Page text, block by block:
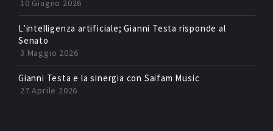
10 Giugno 2026
L’intelligenza artificiale; Gianni Testa risponde al
Senato
3 Maggio 2026
Gianni Testa e la sinergia con Saifam Music
27 Aprile 2026